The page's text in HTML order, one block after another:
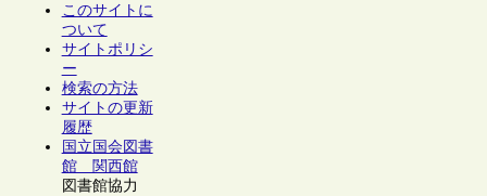
このサイトに
ついて
サイトポリシ
ー
検索の方法
サイトの更新
履歴
国立国会図書
館 関西館
図書館協力